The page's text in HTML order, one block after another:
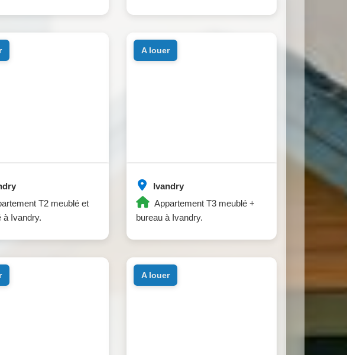
T2 meublé et
à Ivandry.
Ivandry
Appartement T3 meublé +
bureau à Ivandry.
a louer
a louer